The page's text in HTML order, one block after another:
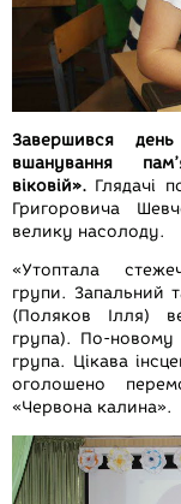
Завершився
вшанування
віковій». Глядачі
Григоровича
велику насолоду.
«Утоптала
групи. Запальний
(Поляков Ілля)
група). По-новому
група. Цікава
оголошено
«Червона калина».